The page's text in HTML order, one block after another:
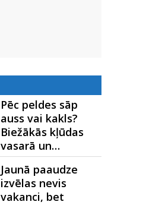
Pēc peldes sāp
auss vai kakls?
Biežākās kļūdas
vasarā un…
Jaunā paaudze
izvēlas nevis
vakanci, bet